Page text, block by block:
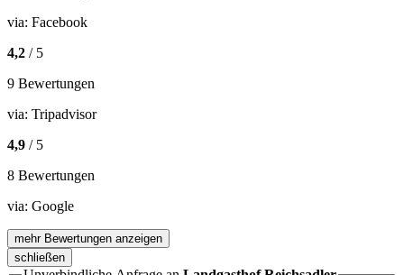
via: Facebook
4,2 / 5
9 Bewertungen
via: Tripadvisor
4,9 / 5
8 Bewertungen
via: Google
mehr Bewertungen anzeigen
schließen